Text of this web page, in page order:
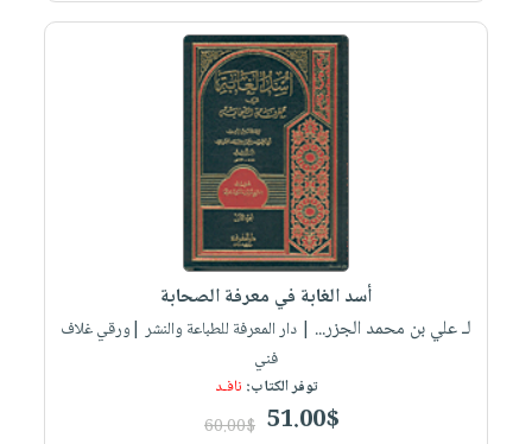
أسد الغابة في معرفة الصحابة
لـ علي بن محمد الجزر... | دار المعرفة للطباعة والنشر |ورقي غلاف
فني
توفر الكتاب: نافـد
51.00$
60.00$